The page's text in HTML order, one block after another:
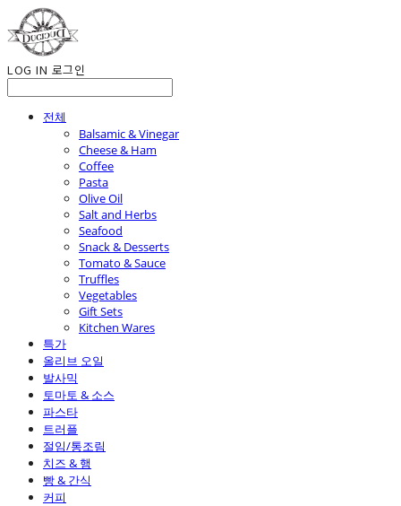
LOG IN 로그인
전체
Balsamic & Vinegar
Cheese & Ham
Coffee
Pasta
Olive Oil
Salt and Herbs
Seafood
Snack & Desserts
Tomato & Sauce
Truffles
Vegetables
Gift Sets
Kitchen Wares
특가
올리브 오일
발사믹
토마토 & 소스
파스타
트러플
절임/통조림
치즈 & 햄
빵 & 간식
커피